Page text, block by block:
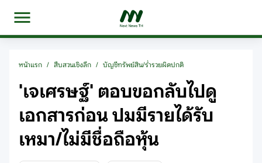
หน้าแรก / สืบสวนเชิงลึก / บัญชีทรัพย์สิน/ร่ำรวยผิดปกติ
'เจเศรษฐ์' ตอบขอกลับไปดู
เอกสารก่อน ปมมีรายได้รับ
เหมา/ไม่มีชื่อถือหุ้น